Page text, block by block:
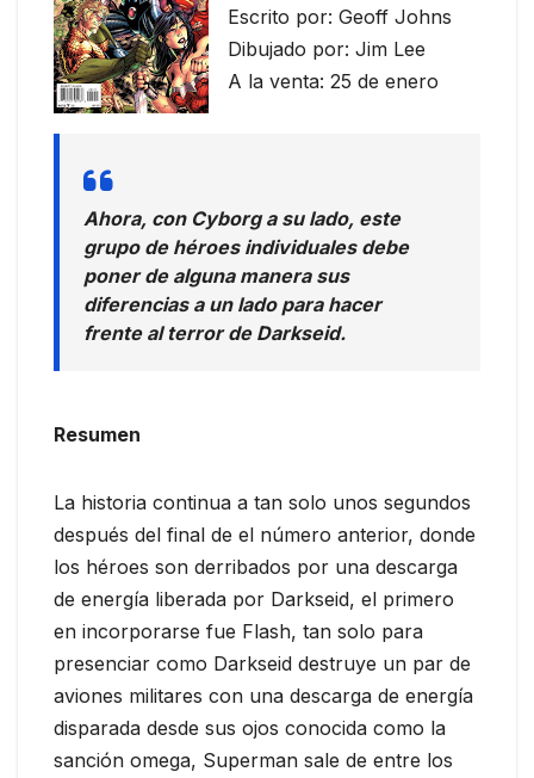
Escrito por: Geoff Johns
Dibujado por: Jim Lee
A la venta: 25 de enero
Ahora, con Cyborg a su lado, este
grupo de héroes individuales debe
poner de alguna manera sus
diferencias a un lado para hacer
frente al terror de Darkseid.
Resumen
La historia continua a tan solo unos segundos
después del final de el número anterior, donde
los héroes son derribados por una descarga
de energía liberada por Darkseid, el primero
en incorporarse fue Flash, tan solo para
presenciar como Darkseid destruye un par de
aviones militares con una descarga de energía
disparada desde sus ojos conocida como la
sanción omega, Superman sale de entre los